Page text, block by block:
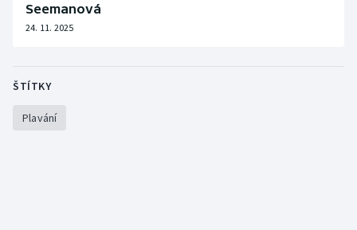
Seemanová
24. 11. 2025
ŠTÍTKY
Plavání